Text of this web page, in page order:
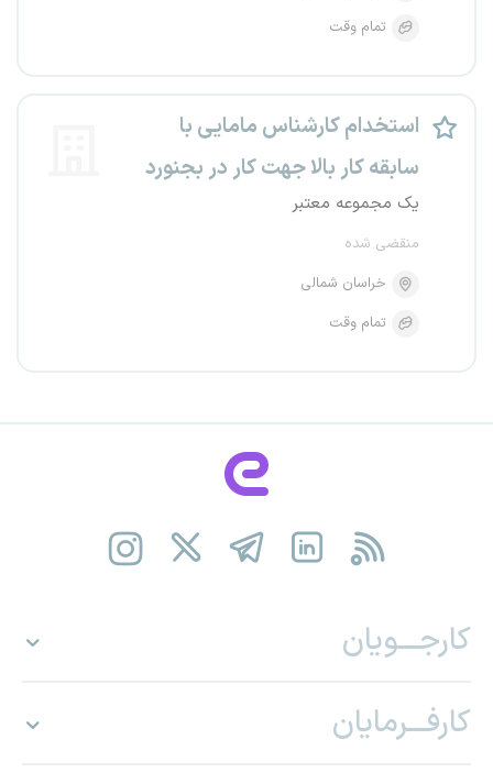
تمام وقت
استخدام کارشناس مامایی با
سابقه کار بالا جهت کار در بجنورد
یک مجموعه معتبر
منقضی شده
خراسان شمالی
تمام وقت
کارجـــویان
کارفـــرمایان